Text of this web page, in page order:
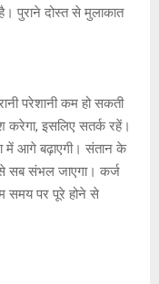
पुराने दोस्त से मुलाकात
परेशानी कम हो सकती
करेगा, इसलिए सतर्क रहें।
में आगे बढ़ाएगी। संतान के
से सब संभल जाएगा। कर्ज
समय पर पूरे होने से